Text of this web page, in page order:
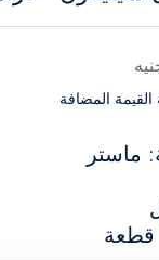
المضافة
ماستر